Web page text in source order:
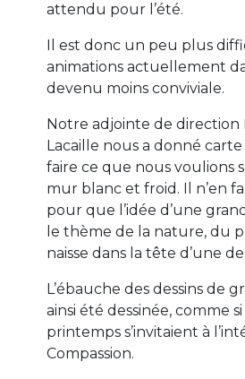
attendu pour l’été.
Il est donc un peu plus
animations actuellement
devenu moins conviviale.
Notre adjointe de direction
Lacaille nous a donné
faire ce que nous voulions
mur blanc et froid. Il n’en
pour que l’idée d’une
le thème de la nature, du
naisse dans la tête d’une
L’ébauche des dessins de
ainsi été dessinée, comme
printemps s’invitaient à
Compassion.